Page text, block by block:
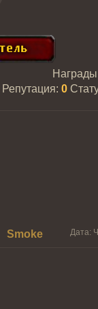
Репутация: 0
Smoke Дата: